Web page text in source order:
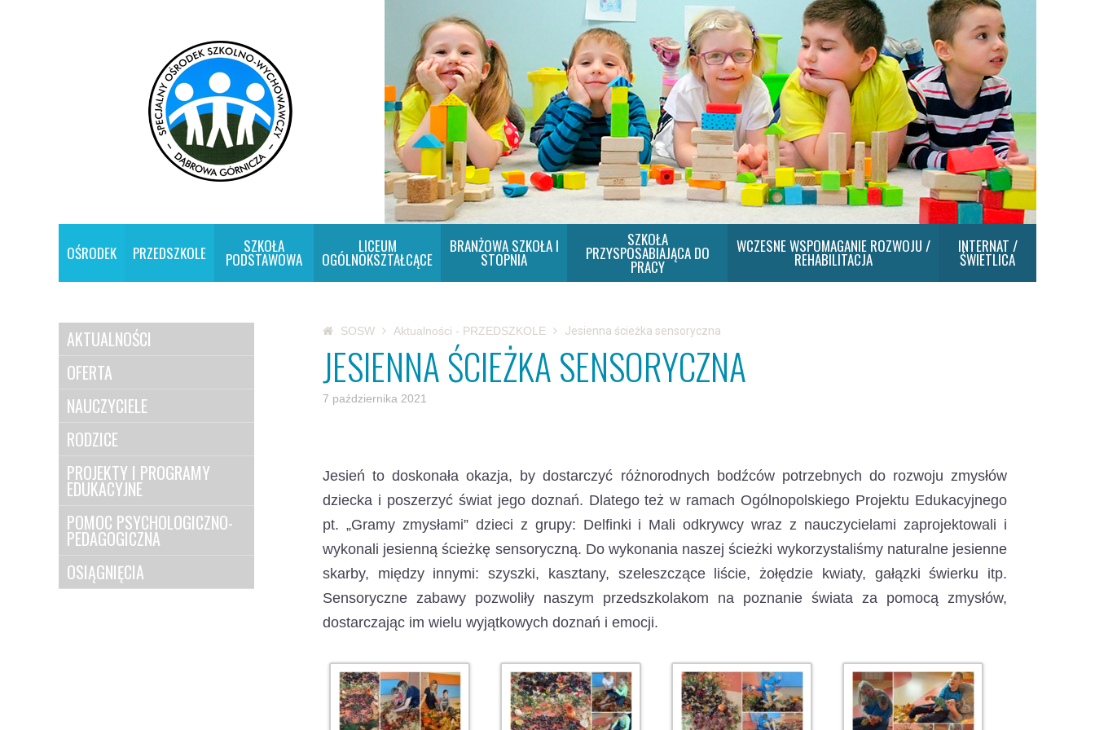
OŚRODEK PRZEDSZKOLE SZKOŁA
PODSTAWOWA
LICEUM
OGÓLNOKSZTAŁCĄCE
BRANŻOWA SZKOŁA I
STOPNIA
SZKOŁA
PRZYSPOSABIAJĄCA DO
PRACY
WCZESNE WSPOMAGANIE ROZWOJU /
REHABILITACJA
INTERNAT /
ŚWIETLICA
AKTUALNOŚCI
OFERTA
NAUCZYCIELE
RODZICE
PROJEKTY I PROGRAMY
EDUKACYJNE
POMOC PSYCHOLOGICZNO-
PEDAGOGICZNA
OSIĄGNIĘCIA
SOSW Aktualności - PRZEDSZKOLE Jesienna ścieżka sensoryczna
JESIENNA ŚCIEŻKA SENSORYCZNA
7 października 2021
Jesień to doskonała okazja, by dostarczyć różnorodnych bodźców potrzebnych do rozwoju zmysłów
dziecka i poszerzyć świat jego doznań. Dlatego też w ramach Ogólnopolskiego Projektu Edukacyjnego
pt. „Gramy zmysłami” dzieci z grupy: Delfinki i Mali odkrywcy wraz z nauczycielami zaprojektowali i
wykonali jesienną ścieżkę sensoryczną. Do wykonania naszej ścieżki wykorzystaliśmy naturalne jesienne
skarby, między innymi: szyszki, kasztany, szeleszczące liście, żołędzie kwiaty, gałązki świerku itp.
Sensoryczne zabawy pozwoliły naszym przedszkolakom na poznanie świata za pomocą zmysłów,
dostarczając im wielu wyjątkowych doznań i emocji.